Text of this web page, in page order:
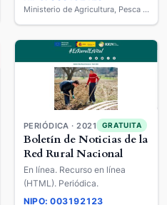
Ministerio de Agricultura, Pesca y Alimentación
PERIÓDICA · 2021 GRATUITA
Boletín de Noticias de la
Red Rural Nacional
En línea. Recurso en línea
(HTML). Periódica.
NIPO: 003192123